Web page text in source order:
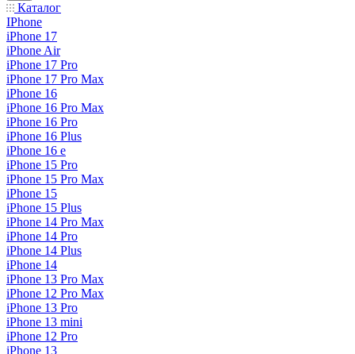
Каталог
IPhone
iPhone 17
iPhone Air
iPhone 17 Pro
iPhone 17 Pro Max
iPhone 16
iPhone 16 Pro Max
iPhone 16 Pro
iPhone 16 Plus
iPhone 16 e
iPhone 15 Pro
iPhone 15 Pro Max
iPhone 15
iPhone 15 Plus
iPhone 14 Pro Max
iPhone 14 Pro
iPhone 14 Plus
iPhone 14
iPhone 13 Pro Max
iPhone 12 Pro Max
iPhone 13 Pro
iPhone 13 mini
iPhone 12 Pro
iPhone 13